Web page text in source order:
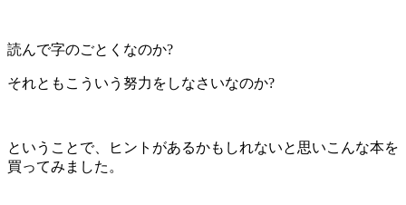
読んで字のごとくなのか?
それともこういう努力をしなさいなのか?
ということで、ヒントがあるかもしれないと思いこんな本を
買ってみました。